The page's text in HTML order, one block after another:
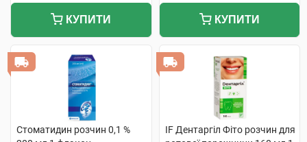
КУПИТИ КУПИТИ
Стоматидин розчин 0,1 %
IF Дентаргіл Фіто розчин для